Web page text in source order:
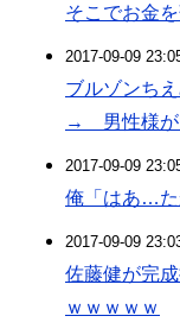
そこでお金を
2017-09-09
ブルゾンち
→ 男性様が
2017-09-09
俺「はあ…た
2017-09-09
佐藤健が完
ｗｗｗｗｗ